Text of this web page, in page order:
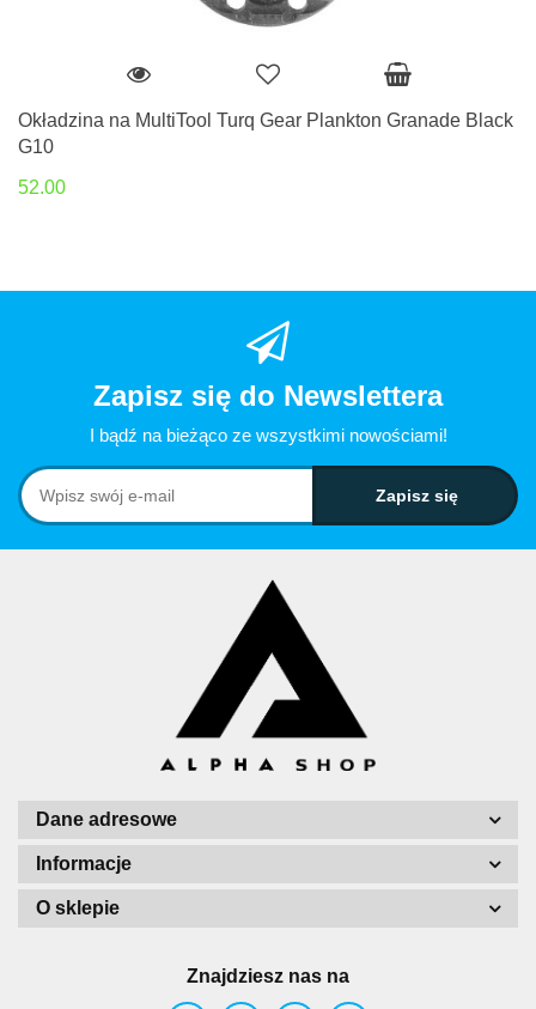
Okładzina na MultiTool Turq Gear Plankton Granade Black
G10
52.00
Zapisz się do Newslettera
I bądź na bieżąco ze wszystkimi nowościami!
Dane adresowe
Informacje
O sklepie
Znajdziesz nas na